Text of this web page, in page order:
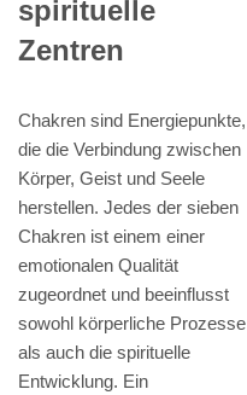
spirituelle
Zentren
Chakren sind Energiepunkte,
die die Verbindung zwischen
Körper, Geist und Seele
herstellen. Jedes der sieben
Chakren ist einem einer
emotionalen Qualität
zugeordnet und beeinflusst
sowohl körperliche Prozesse
als auch die spirituelle
Entwicklung. Ein